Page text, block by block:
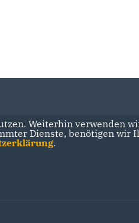
Weiterhin verwenden
Dienste, benötigen
.